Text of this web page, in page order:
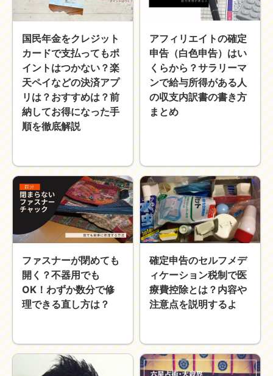
国民年金をクレジット
カードで支払ってもポ
イントはつかない？楽
天ペイなどの決済アプ
リは？おすすめは？前
納してお得になった手
順を徹底解説
アフィリエイトの確定
申告（白色申告）はい
くらから？サラリーマ
ンで給与所得がある人
の収支内訳書の書き方
まとめ
ファスナーが閉めても
開く？不器用でも
OK！わずか数分で修
理できる直し方は？
確定申告のセルフメデ
ィケーション税制で医
療費控除とは？内容や
注意点を説明するよ